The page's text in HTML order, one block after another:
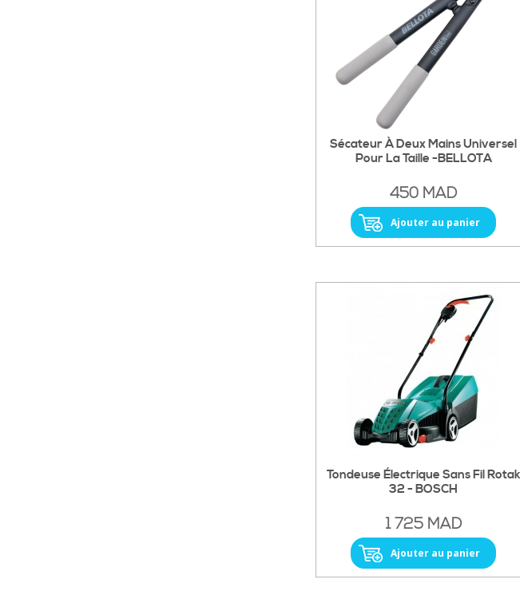
Sécateur À Deux Mains Universel
Pour La Taille -BELLOTA
450 MAD
Ajouter au panier
Tondeuse Électrique Sans Fil Rotak
32 - BOSCH
1 725 MAD
Ajouter au panier